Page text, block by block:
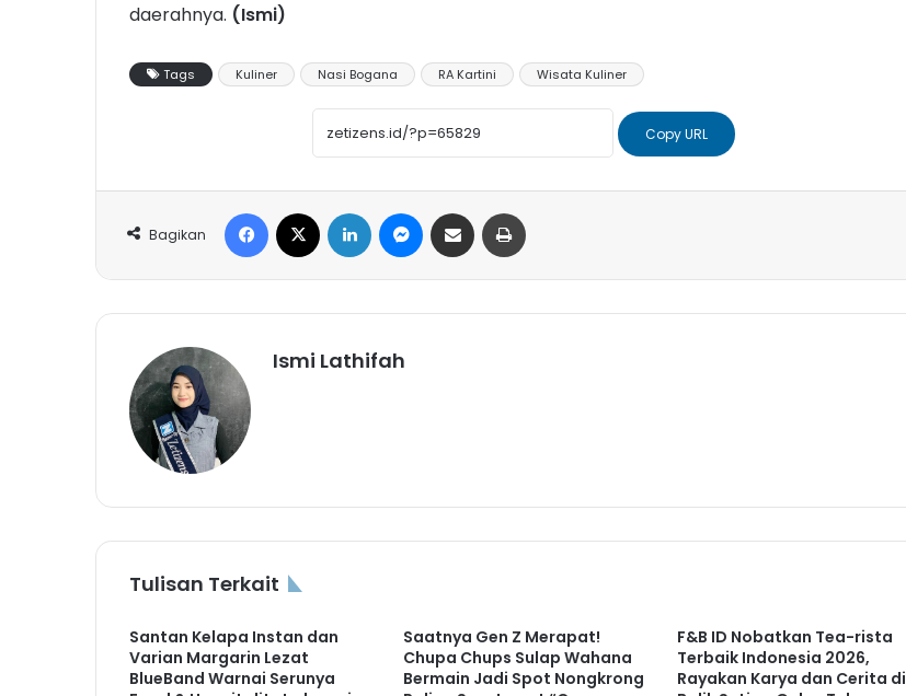
daerahnya. (Ismi)
Tags Kuliner Nasi Bogana RA Kartini Wisata Kuliner
Copy URL
Bagikan
Facebook LinkedIn Messenger
Share via Email
Ismi Lathifah
Tulisan Terkait
Santan Kelapa Instan dan
Varian Margarin Lezat
BlueBand Warnai Serunya
Saatnya Gen Z Merapat!
Chupa Chups Sulap Wahana
Bermain Jadi Spot Nongkrong
F&B ID Nobatkan Tea-rista
Terbaik Indonesia 2026,
Rayakan Karya dan Cerita di